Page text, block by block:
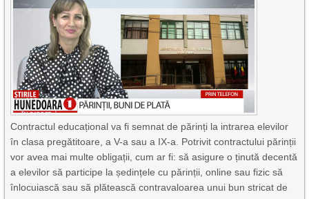
Contractul educațional va fi semnat de părinți la intrarea elevilor
în clasa pregătitoare, a V-a sau a IX-a. Potrivit contractului părinții
vor avea mai multe obligații, cum ar fi: să asigure o ținută decentă
a elevilor să participe la ședințele cu părinții, online sau fizic să
înlocuiască sau să plătească contravaloarea unui bun stricat de